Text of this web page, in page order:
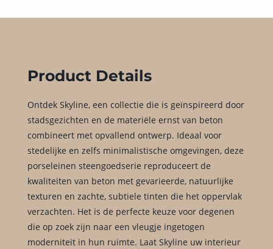
Product Details
Ontdek Skyline, een collectie die is geïnspireerd door
stadsgezichten en de materiële ernst van beton
combineert met opvallend ontwerp. Ideaal voor
stedelijke en zelfs minimalistische omgevingen, deze
porseleinen steengoedserie reproduceert de
kwaliteiten van beton met gevarieerde, natuurlijke
texturen en zachte, subtiele tinten die het oppervlak
verzachten. Het is de perfecte keuze voor degenen
die op zoek zijn naar een vleugje ingetogen
moderniteit in hun ruimte. Laat Skyline uw interieur